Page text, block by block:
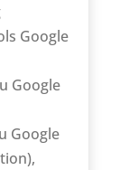
Google
Google
Google